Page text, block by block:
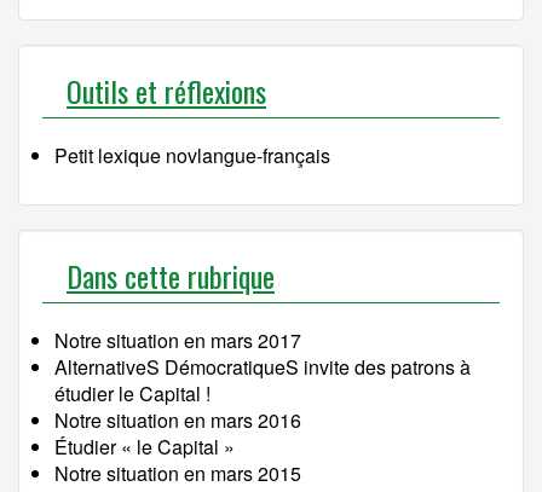
Outils et réflexions
Petit lexique novlangue-français
Dans cette rubrique
Notre situation en mars 2017
AlternativeS DémocratiqueS invite des patrons à
étudier le Capital !
Notre situation en mars 2016
Étudier « le Capital »
Notre situation en mars 2015